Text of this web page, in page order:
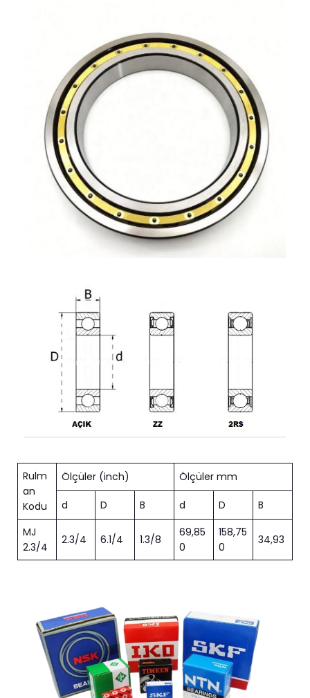
Rulm
an
Kodu
Ölçüler (inch) Ölçüler mm
d D B d D
B
MJ
2.3/4
2.3/4 6.1/4 1.3/8
69,85
0
158,75
0
34,93